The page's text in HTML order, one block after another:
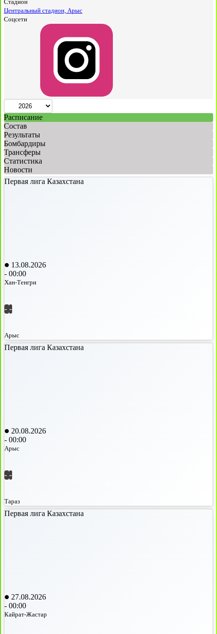
Стадион
Центральный стадион, Арыс
Соцсети
Расписание
Состав
Результаты
Бомбардиры
Трансферы
Статистика
Новости
Первая лига Казахстана
13.08.2026
- 00:00
Хан-Тенгри
- -
Арыс
Первая лига Казахстана
20.08.2026
- 00:00
Арыс
- -
Тараз
Первая лига Казахстана
27.08.2026
- 00:00
Кайрат-Жастар